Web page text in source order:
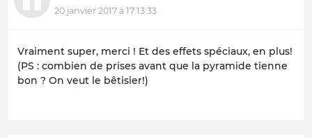
20 janvier 2017 à 17:13:33
Vraiment super, merci ! Et des effets spéciaux, en plus!
(PS : combien de prises avant que la pyramide tienne
bon ? On veut le bêtisier!)